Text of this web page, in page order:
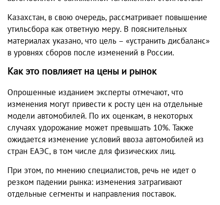
Казахстан, в свою очередь, рассматривает повышение
утильсбора как ответную меру. В пояснительных
материалах указано, что цель – «устранить дисбаланс»
в уровнях сборов после изменений в России.
Как это повлияет на цены и рынок
Опрошенные изданием эксперты отмечают, что
изменения могут привести к росту цен на отдельные
модели автомобилей. По их оценкам, в некоторых
случаях удорожание может превышать 10%. Также
ожидается изменение условий ввоза автомобилей из
стран ЕАЭС, в том числе для физических лиц.
При этом, по мнению специалистов, речь не идет о
резком падении рынка: изменения затрагивают
отдельные сегменты и направления поставок.